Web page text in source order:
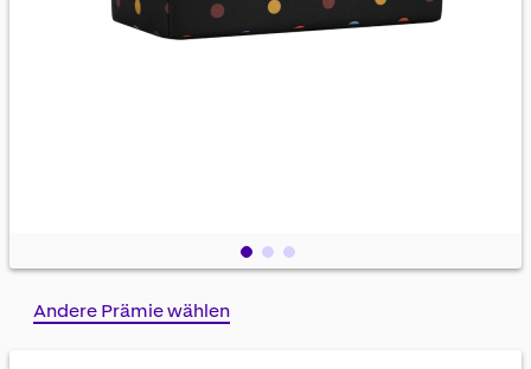
Skip
the
Andere Prämie wählen